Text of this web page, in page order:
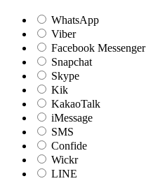
WhatsApp
Viber
Facebook Messenger
Snapchat
Skype
Kik
KakaoTalk
iMessage
SMS
Confide
Wickr
LINE